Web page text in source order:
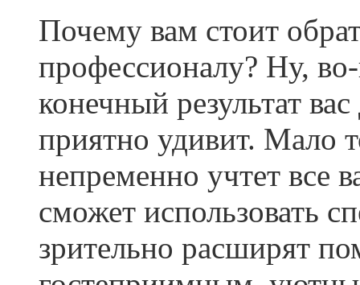
Почему вам стоит
профессионалу? Ну,
конечный результат
приятно удивит. Мало
непременно учтет все
сможет использовать
зрительно расширят